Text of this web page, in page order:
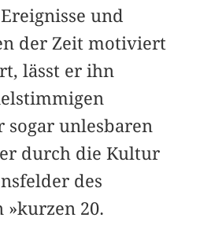
und
der Zeit motiviert
lässt er ihn
sogar unlesbaren
durch die Kultur
des
»kurzen 20.